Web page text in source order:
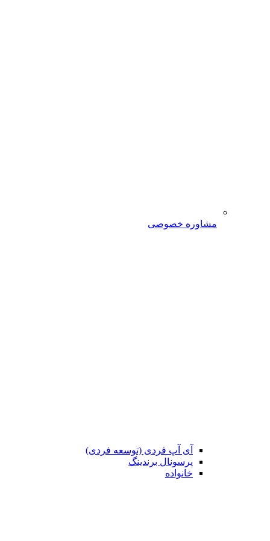
مشاوره خصوصی
آی آپ فردی (توسعه فردی)
پرسونال برندینگ
خانواده